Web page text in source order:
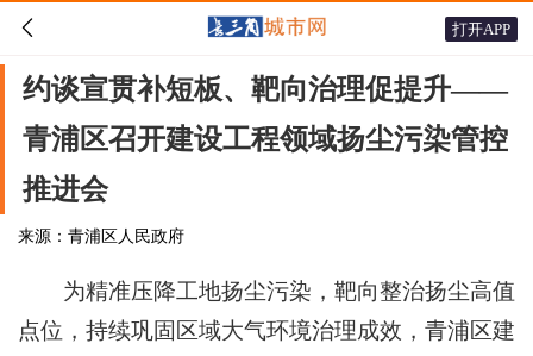
 打开APP
约谈宣贯补短板、靶向治理促提升——
青浦区召开建设工程领域扬尘污染管控
推进会
来源：青浦区人民政府
为精准压降工地扬尘污染，靶向整治扬尘高值
点位，持续巩固区域大气环境治理成效，青浦区建